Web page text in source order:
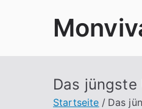
Das
Startseite Das